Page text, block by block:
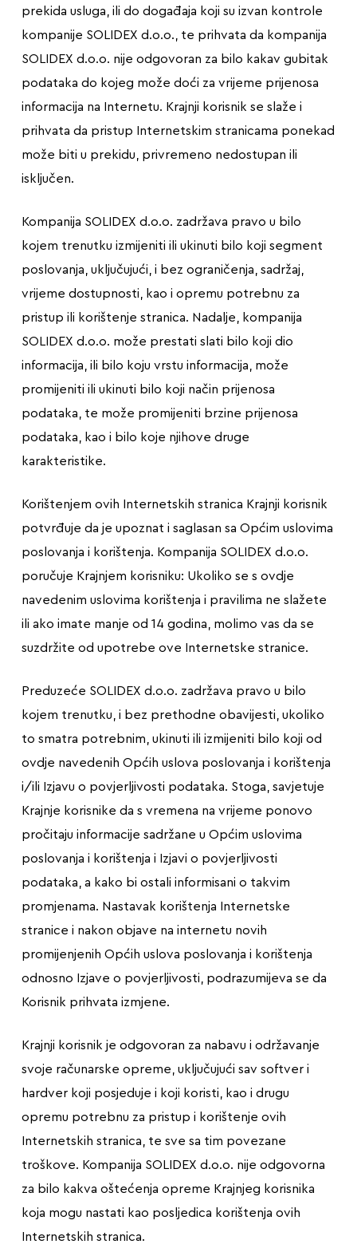
prekida usluga, ili do događaja koji su izvan kontrole
kompanije SOLIDEX d.o.o., te prihvata da kompanija
SOLIDEX d.o.o. nije odgovoran za bilo kakav gubitak
podataka do kojeg može doći za vrijeme prijenosa
informacija na Internetu. Krajnji korisnik se slaže i
prihvata da pristup Internetskim stranicama ponekad
može biti u prekidu, privremeno nedostupan ili
isključen.
Kompanija SOLIDEX d.o.o. zadržava pravo u bilo
kojem trenutku izmijeniti ili ukinuti bilo koji segment
poslovanja, uključujući, i bez ograničenja, sadržaj,
vrijeme dostupnosti, kao i opremu potrebnu za
pristup ili korištenje stranica. Nadalje, kompanija
SOLIDEX d.o.o. može prestati slati bilo koji dio
informacija, ili bilo koju vrstu informacija, može
promijeniti ili ukinuti bilo koji način prijenosa
podataka, te može promijeniti brzine prijenosa
podataka, kao i bilo koje njihove druge
karakteristike.
Korištenjem ovih Internetskih stranica Krajnji korisnik
potvrđuje da je upoznat i saglasan sa Općim uslovima
poslovanja i korištenja. Kompanija SOLIDEX d.o.o.
poručuje Krajnjem korisniku: Ukoliko se s ovdje
navedenim uslovima korištenja i pravilima ne slažete
ili ako imate manje od 14 godina, molimo vas da se
suzdržite od upotrebe ove Internetske stranice.
Preduzeće SOLIDEX d.o.o. zadržava pravo u bilo
kojem trenutku, i bez prethodne obavijesti, ukoliko
to smatra potrebnim, ukinuti ili izmijeniti bilo koji od
ovdje navedenih Općih uslova poslovanja i korištenja
i/ili Izjavu o povjerljivosti podataka. Stoga, savjetuje
Krajnje korisnike da s vremena na vrijeme ponovo
pročitaju informacije sadržane u Općim uslovima
poslovanja i korištenja i Izjavi o povjerljivosti
podataka, a kako bi ostali informisani o takvim
promjenama. Nastavak korištenja Internetske
stranice i nakon objave na internetu novih
promijenjenih Općih uslova poslovanja i korištenja
odnosno Izjave o povjerljivosti, podrazumijeva se da
Korisnik prihvata izmjene.
Krajnji korisnik je odgovoran za nabavu i održavanje
svoje računarske opreme, uključujući sav softver i
hardver koji posjeduje i koji koristi, kao i drugu
opremu potrebnu za pristup i korištenje ovih
Internetskih stranica, te sve sa tim povezane
troškove. Kompanija SOLIDEX d.o.o. nije odgovorna
za bilo kakva oštećenja opreme Krajnjeg korisnika
koja mogu nastati kao posljedica korištenja ovih
Internetskih stranica.